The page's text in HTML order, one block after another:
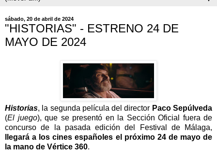
sábado, 20 de abril de 2024
"HISTORIAS" - ESTRENO 24 DE
MAYO DE 2024
Historias, la segunda película del director Paco Sepúlveda
(El juego), que se presentó en la Sección Oficial fuera de
concurso de la pasada edición del Festival de Málaga,
llegará a los cines españoles el próximo 24 de mayo de
la mano de Vértice 360.